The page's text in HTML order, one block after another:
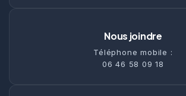
Nous joindre
Téléphone mobile :
06 46 58 09 18